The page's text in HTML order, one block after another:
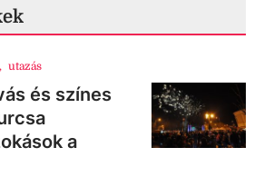
, utazás
és színes
a